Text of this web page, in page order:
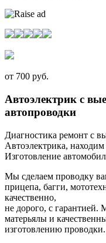
от 700 руб.
Автоэлектрик с
автопроводки
Диагностика ремонт с
Автоэлектрика,
Изготовление
Мы сделаем проводку
прицепа, багги,
качественно,
не дорого, с гарантией.
матерьялы и
изготовлению проводки.